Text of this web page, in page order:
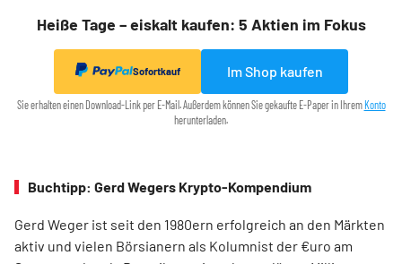
Heiße Tage – eiskalt kaufen: 5 Aktien im Fokus
Sofortkauf Im Shop kaufen
Sie erhalten einen Download-Link per E-Mail. Außerdem können Sie gekaufte E-Paper in Ihrem Konto
herunterladen.
Buchtipp: Gerd Wegers Krypto-Kompendium
Gerd Weger ist seit den 1980ern erfolgreich an den Märkten
aktiv und vielen Börsianern als Kolumnist der €uro am